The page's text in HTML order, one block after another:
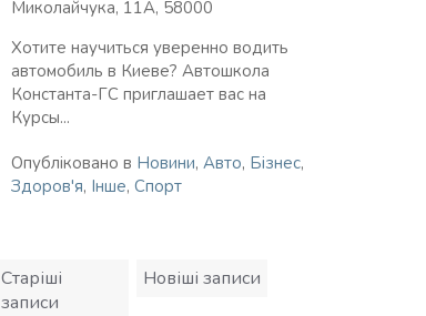
Миколайчука, 11А, 58000
Хотите научиться уверенно водить
автомобиль в Киеве? Автошкола
Константа-ГС приглашает вас на
Курсы...
Опубліковано в Новини, Авто, Бізнес,
Здоров'я, Інше, Спорт
Навігація
записів
Старіші
записи
Новіші записи